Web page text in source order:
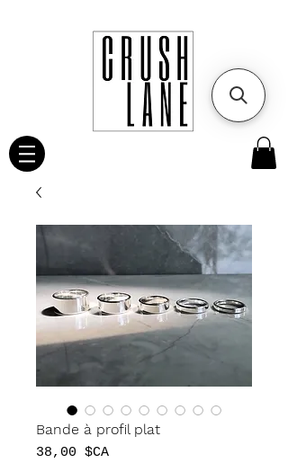
Bande à profil plat
38,00 $CAPrix